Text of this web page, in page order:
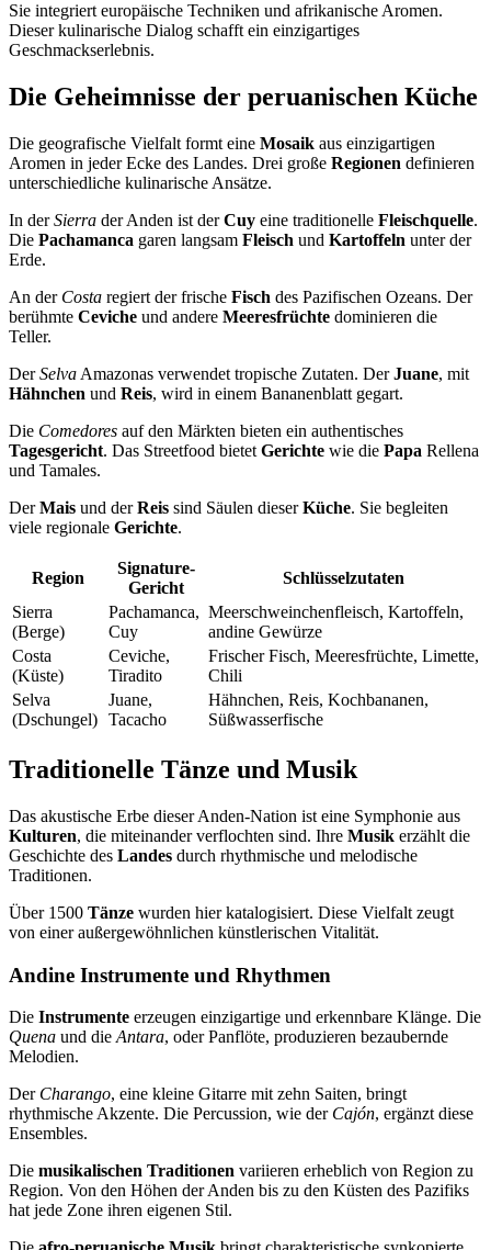
Sie integriert europäische Techniken und afrikanische Aromen.
Dieser kulinarische Dialog schafft ein einzigartiges
Geschmackserlebnis.
Die Geheimnisse der peruanischen Küche
Die geografische Vielfalt formt eine Mosaik aus einzigartigen
Aromen in jeder Ecke des Landes. Drei große Regionen definieren
unterschiedliche kulinarische Ansätze.
In derSierra der Anden ist derCuy eine traditionelle Fleischquelle.
Die Pachamanca garen langsam Fleisch und Kartoffeln unter der
Erde.
An der Costa regiert der frische Fisch des Pazifischen Ozeans. Der
berühmte Ceviche und andere Meeresfrüchte dominieren die
Teller.
DerSelva Amazonas verwendet tropische Zutaten. DerJuane, mit
Hähnchen und Reis, wird in einem Bananenblatt gegart.
Die Comedores auf den Märkten bieten ein authentisches
Tagesgericht. Das Streetfood bietet Gerichte wie die Papa Rellena
und Tamales.
DerMais und derReis sind Säulen dieserKüche. Sie begleiten
viele regionale Gerichte.
Region
Signature-
Gericht
Schlüsselzutaten
Sierra
(Berge)
Pachamanca,
Cuy
Meerschweinchenfleisch, Kartoffeln,
andine Gewürze
Costa
(Küste)
Ceviche,
Tiradito
Frischer Fisch, Meeresfrüchte, Limette,
Chili
Selva
(Dschungel)
Juane,
Tacacho
Hähnchen, Reis, Kochbananen,
Süßwasserfische
Traditionelle Tänze und Musik
Das akustische Erbe dieser Anden-Nation ist eine Symphonie aus
Kulturen, die miteinander verflochten sind. Ihre Musik erzählt die
Geschichte des Landes durch rhythmische und melodische
Traditionen.
Über 1500 Tänze wurden hier katalogisiert. Diese Vielfalt zeugt
von einer außergewöhnlichen künstlerischen Vitalität.
Andine Instrumente und Rhythmen
Die Instrumente erzeugen einzigartige und erkennbare Klänge. Die
Quena und dieAntara, oder Panflöte, produzieren bezaubernde
Melodien.
Der Charango, eine kleine Gitarre mit zehn Saiten, bringt
rhythmische Akzente. Die Percussion, wie der Cajón, ergänzt diese
Ensembles.
Die musikalischen Traditionen variieren erheblich von Region zu
Region. Von den Höhen der Anden bis zu den Küsten des Pazifiks
hat jede Zone ihren eigenen Stil.